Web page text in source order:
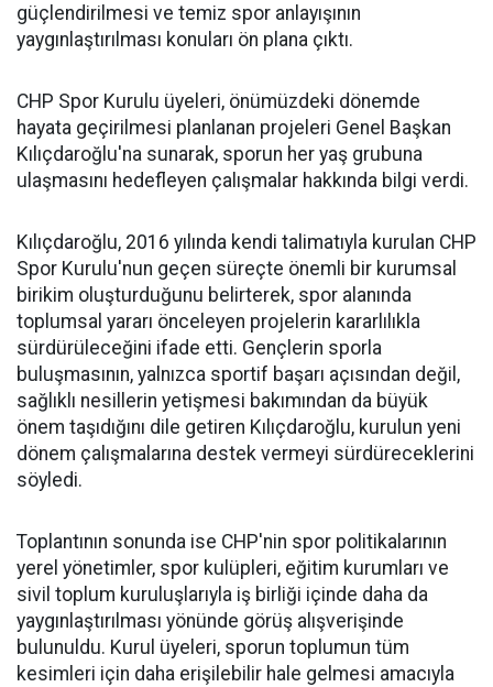
güçlendirilmesi ve temiz spor anlayışının
yaygınlaştırılması konuları ön plana çıktı.
CHP Spor Kurulu üyeleri, önümüzdeki dönemde
hayata geçirilmesi planlanan projeleri Genel Başkan
Kılıçdaroğlu'na sunarak, sporun her yaş grubuna
ulaşmasını hedefleyen çalışmalar hakkında bilgi verdi.
Kılıçdaroğlu, 2016 yılında kendi talimatıyla kurulan CHP
Spor Kurulu'nun geçen süreçte önemli bir kurumsal
birikim oluşturduğunu belirterek, spor alanında
toplumsal yararı önceleyen projelerin kararlılıkla
sürdürüleceğini ifade etti. Gençlerin sporla
buluşmasının, yalnızca sportif başarı açısından değil,
sağlıklı nesillerin yetişmesi bakımından da büyük
önem taşıdığını dile getiren Kılıçdaroğlu, kurulun yeni
dönem çalışmalarına destek vermeyi sürdüreceklerini
söyledi.
Toplantının sonunda ise CHP'nin spor politikalarının
yerel yönetimler, spor kulüpleri, eğitim kurumları ve
sivil toplum kuruluşlarıyla iş birliği içinde daha da
yaygınlaştırılması yönünde görüş alışverişinde
bulunuldu. Kurul üyeleri, sporun toplumun tüm
kesimleri için daha erişilebilir hale gelmesi amacıyla